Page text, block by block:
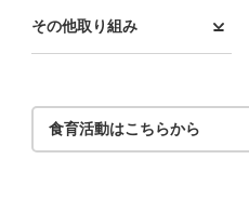
その他取り組み
食育活動はこちらから